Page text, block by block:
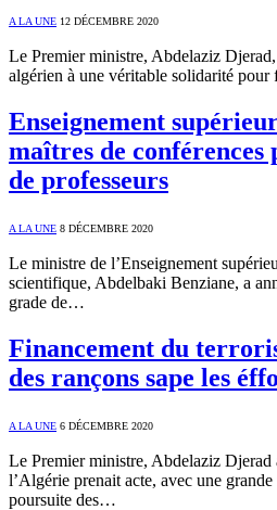
A LA UNE 12 DÉCEMBRE 2020
Le Premier ministre, Abdelaziz
algérien à une véritable solidarité
Enseignement
maîtres de conférences
de professeurs
A LA UNE 8 DÉCEMBRE 2020
Le ministre de l’Enseignement
scientifique, Abdelbaki Benziane, a
grade de…
Financement du
des rançons sape les
A LA UNE 6 DÉCEMBRE 2020
Le Premier ministre, Abdelaziz Djerad
l’Algérie prenait acte, avec une
poursuite des…